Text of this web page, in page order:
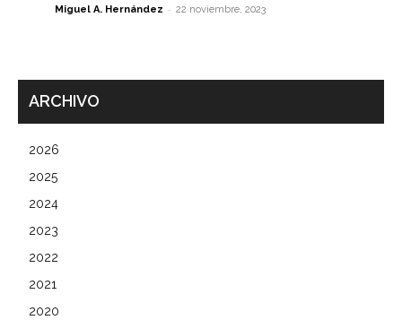
Miguel A. Hernández - 22 noviembre, 2023
ARCHIVO
2026
2025
2024
2023
2022
2021
2020